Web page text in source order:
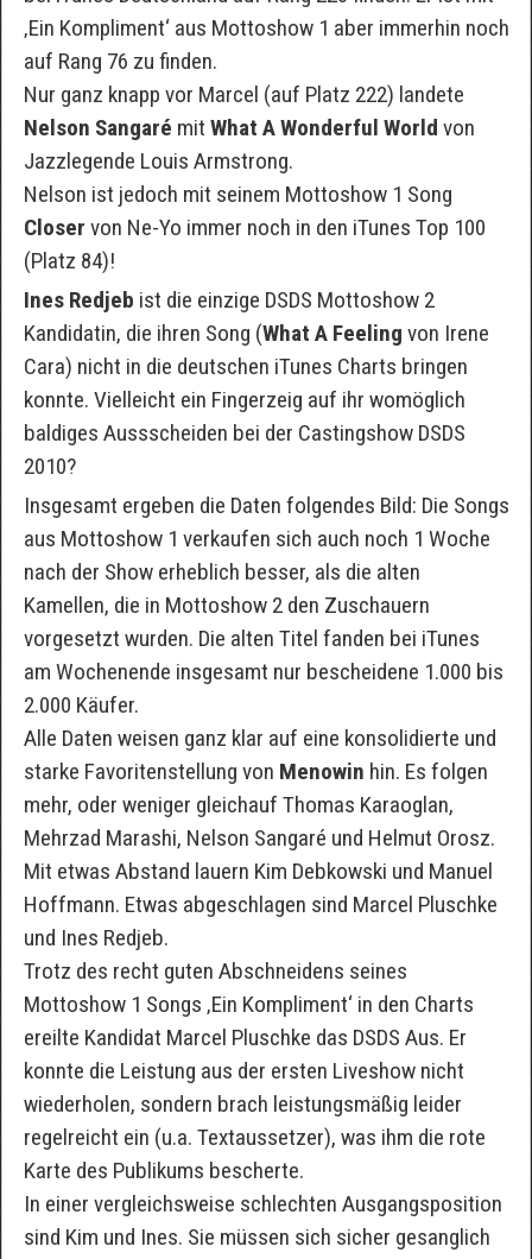
‚Ein Kompliment‘ aus Mottoshow 1 aber immerhin noch
auf Rang 76 zu finden.
Nur ganz knapp vor Marcel (auf Platz 222) landete
Nelson Sangaré mit What A Wonderful World von
Jazzlegende Louis Armstrong.
Nelson ist jedoch mit seinem Mottoshow 1 Song
Closer von Ne-Yo immer noch in den iTunes Top 100
(Platz 84)!
Ines Redjeb ist die einzige DSDS Mottoshow 2
Kandidatin, die ihren Song (What A Feeling von Irene
Cara) nicht in die deutschen iTunes Charts bringen
konnte. Vielleicht ein Fingerzeig auf ihr womöglich
baldiges Aussscheiden bei der Castingshow DSDS
2010?
Insgesamt ergeben die Daten folgendes Bild: Die Songs
aus Mottoshow 1 verkaufen sich auch noch 1 Woche
nach der Show erheblich besser, als die alten
Kamellen, die in Mottoshow 2 den Zuschauern
vorgesetzt wurden. Die alten Titel fanden bei iTunes
am Wochenende insgesamt nur bescheidene 1.000 bis
2.000 Käufer.
Alle Daten weisen ganz klar auf eine konsolidierte und
starke Favoritenstellung von Menowin hin. Es folgen
mehr, oder weniger gleichauf Thomas Karaoglan,
Mehrzad Marashi, Nelson Sangaré und Helmut Orosz.
Mit etwas Abstand lauern Kim Debkowski und Manuel
Hoffmann. Etwas abgeschlagen sind Marcel Pluschke
und Ines Redjeb.
Trotz des recht guten Abschneidens seines
Mottoshow 1 Songs ‚Ein Kompliment‘ in den Charts
ereilte Kandidat Marcel Pluschke das DSDS Aus. Er
konnte die Leistung aus der ersten Liveshow nicht
wiederholen, sondern brach leistungsmäßig leider
regelreicht ein (u.a. Textaussetzer), was ihm die rote
Karte des Publikums bescherte.
In einer vergleichsweise schlechten Ausgangsposition
sind Kim und Ines. Sie müssen sich sicher gesanglich